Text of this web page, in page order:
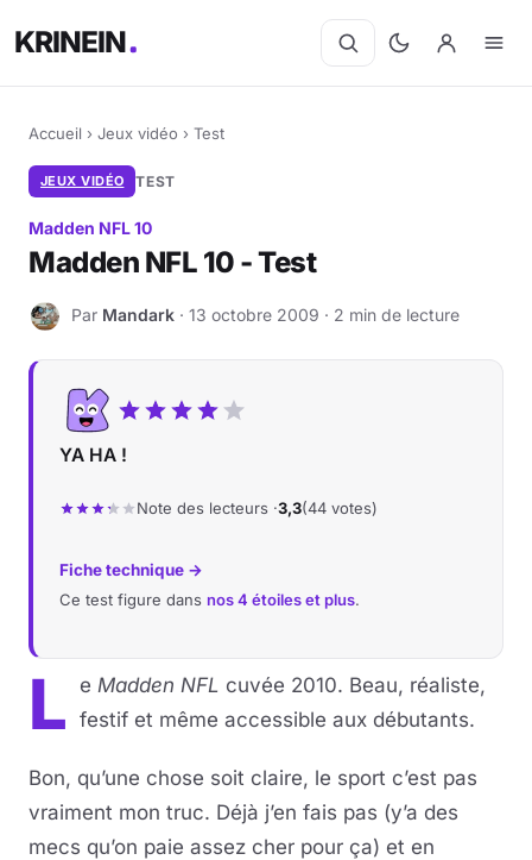
KRINEIN
Accueil › Jeux vidéo › Test
JEUX VIDÉO TEST
Madden NFL 10
Madden NFL 10 - Test
M Par Mandark · 13 octobre 2009 · 2 min de lecture
YA HA !
Note des lecteurs ·3,3(44 votes)
Fiche technique →
Ce test figure dans nos 4 étoiles et plus.
L e Madden NFL cuvée 2010. Beau, réaliste,
festif et même accessible aux débutants.
Bon, qu’une chose soit claire, le sport c’est pas
vraiment mon truc. Déjà j’en fais pas (y’a des
mecs qu’on paie assez cher pour ça) et en